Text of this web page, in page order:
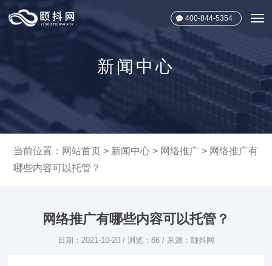
400-844-5354
新闻中心
当前位置： 网站首页 > 新闻中心 > 网络推广 > 网络推广有
哪些内容可以托管？
网络推广有哪些内容可以托管？
日期：2021-10-20 / 浏览：86 / 来源：颐抖网